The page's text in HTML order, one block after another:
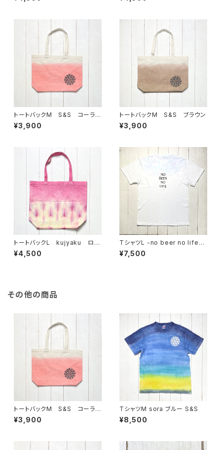
トートバックM S&S コーラル
ピンク
¥3,900
トートバックM S&S ブラウン
¥3,900
トートバックL kujyaku ロー
ズ
¥4,500
TシャツL -no beer no life-
back print starry-eyed&sm
ug
¥7,500
その他の商品
トートバックM S&S コーラル
ピンク
¥3,900
TシャツM sora ブルー S&S
¥8,500